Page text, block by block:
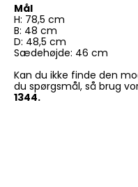
Mål
H: 78,5 cm
B: 48 cm
D: 48,5 cm
Sædehøjde: 46 cm
Kan du ikke finde den
du spørgsmål, så brug
1344.